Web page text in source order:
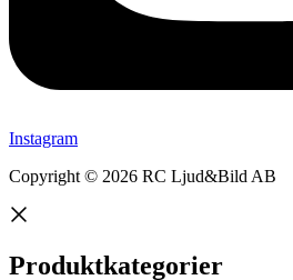
Instagram
Copyright © 2026 RC Ljud&Bild AB
Produktkategorier